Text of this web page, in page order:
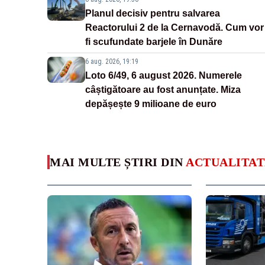
Planul decisiv pentru salvarea
Reactorului 2 de la Cernavodă. Cum vor
fi scufundate barjele în Dunăre
6 aug. 2026, 19:19
Loto 6/49, 6 august 2026. Numerele
câștigătoare au fost anunțate. Miza
depășește 9 milioane de euro
MAI MULTE ȘTIRI DIN